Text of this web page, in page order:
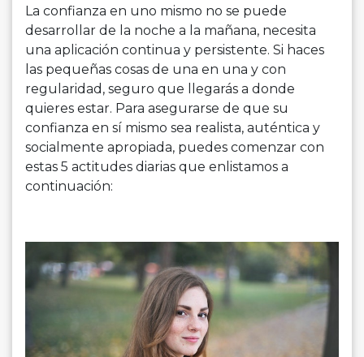
La confianza en uno mismo no se puede
desarrollar de la noche a la mañana, necesita
una aplicación continua y persistente. Si haces
las pequeñas cosas de una en una y con
regularidad, seguro que llegarás a donde
quieres estar. Para asegurarse de que su
confianza en sí mismo sea realista, auténtica y
socialmente apropiada, puedes comenzar con
estas 5 actitudes diarias que enlistamos a
continuación: